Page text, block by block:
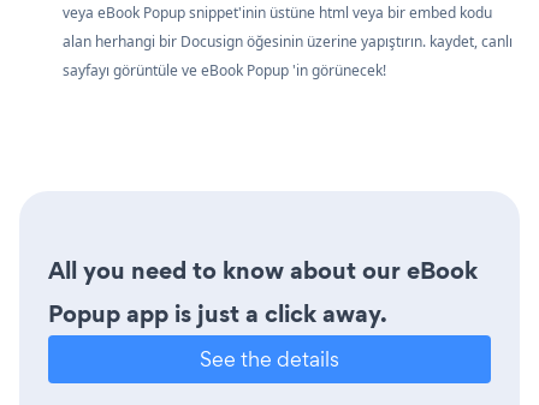
veya eBook Popup snippet'inin üstüne html veya bir embed kodu
alan herhangi bir Docusign öğesinin üzerine yapıştırın. kaydet, canlı
sayfayı görüntüle ve eBook Popup 'in görünecek!
All you need to know about our eBook
Popup app is just a click away.
See the details